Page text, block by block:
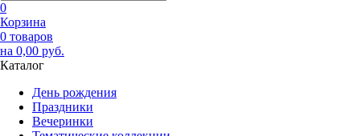
0
Корзина
0 товаров
на 0,00 руб.
Каталог
День рождения
Праздники
Вечеринки